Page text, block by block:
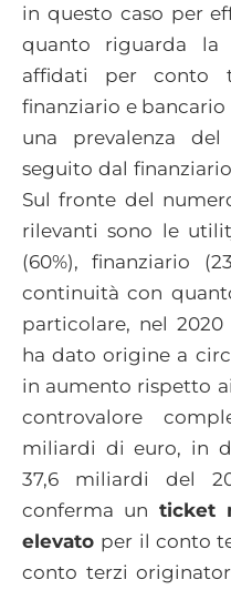
in questo caso per
quanto riguarda la
affidati per conto
finanziario e bancario
una prevalenza del
seguito dal
Sul fronte del
rilevanti sono le
(60%), finanziario
continuità con
particolare, nel
ha dato origine a
in aumento rispetto
controvalore
miliardi di euro, in
37,6 miliardi del
conferma un ticket
elevato per il conto
conto terzi